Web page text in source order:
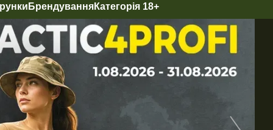
БрендуванняКатегорія 18+